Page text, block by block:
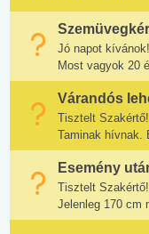
Jó napot
Most vagyok 20
Várandós
Tisztelt
Taminak hívnak.
Esemény
Tisztelt
Jelenleg 170 cm